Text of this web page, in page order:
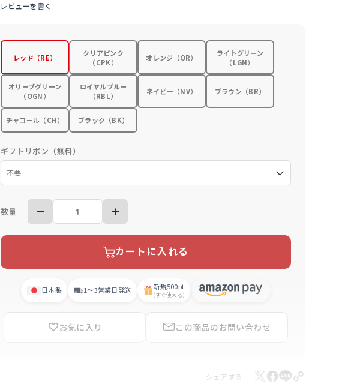
レビューを書く
レッド（RE）
クリアピンク
（CPK）
オレンジ（OR）
ライトグリーン
（LGN）
オリーブグリーン
（OGN）
ロイヤルブルー
（RBL）
ネイビー（NV） ブラウン（BR）
チャコール（CH） ブラック（BK）
ギフトリボン（無料）
数量
カートに入れる
日本製 1〜3営業日発送 新規500pt
(すぐ使える)
お気に入り この商品のお問い合わせ
シェアする